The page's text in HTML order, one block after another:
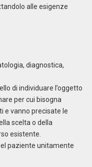
alle esigenze
diagnostica,
di individuare l’oggetto
per cui bisogna
e vanno precisate le
scelta o della
esistente.
paziente unitamente